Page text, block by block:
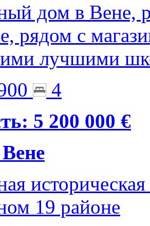
дом в Вене,
рядом с
лучшими
4
5 200 000 €
19 районе